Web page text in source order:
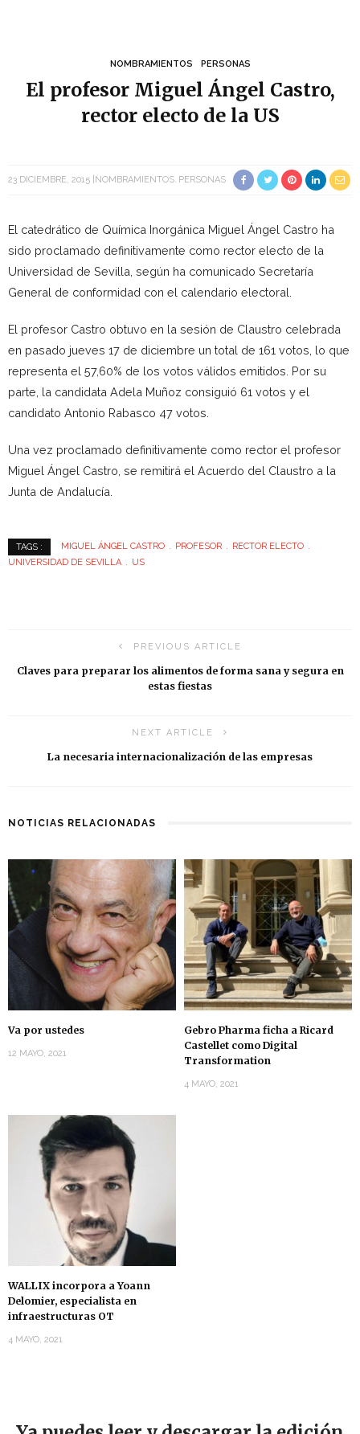
NOMBRAMIENTOS PERSONAS
El profesor Miguel Ángel Castro,
rector electo de la US
23 DICIEMBRE, 2015 NOMBRAMIENTOS PERSONAS
El catedrático de Química Inorgánica Miguel Ángel Castro ha
sido proclamado definitivamente como rector electo de la
Universidad de Sevilla, según ha comunicado Secretaría
General de conformidad con el calendario electoral.
El profesor Castro obtuvo en la sesión de Claustro celebrada
en pasado jueves 17 de diciembre un total de 161 votos, lo que
representa el 57,60% de los votos válidos emitidos. Por su
parte, la candidata Adela Muñoz consiguió 61 votos y el
candidato Antonio Rabasco 47 votos.
Una vez proclamado definitivamente como rector el profesor
Miguel Ángel Castro, se remitirá el Acuerdo del Claustro a la
Junta de Andalucía.
TAGS : MIGUEL ÁNGEL CASTRO PROFESOR
RECTOR ELECTO
UNIVERSIDAD DE SEVILLA
US
PREVIOUS ARTICLE
Claves para preparar los alimentos de forma sana y segura en
estas fiestas
NEXT ARTICLE
La necesaria internacionalización de las empresas
NOTICIAS RELACIONADAS
Va por ustedes
12 MAYO, 2021
Gebro Pharma ficha a Ricard
Castellet como Digital
Transformation
4 MAYO, 2021
WALLIX incorpora a Yoann
Delomier, especialista en
infraestructuras OT
4 MAYO, 2021